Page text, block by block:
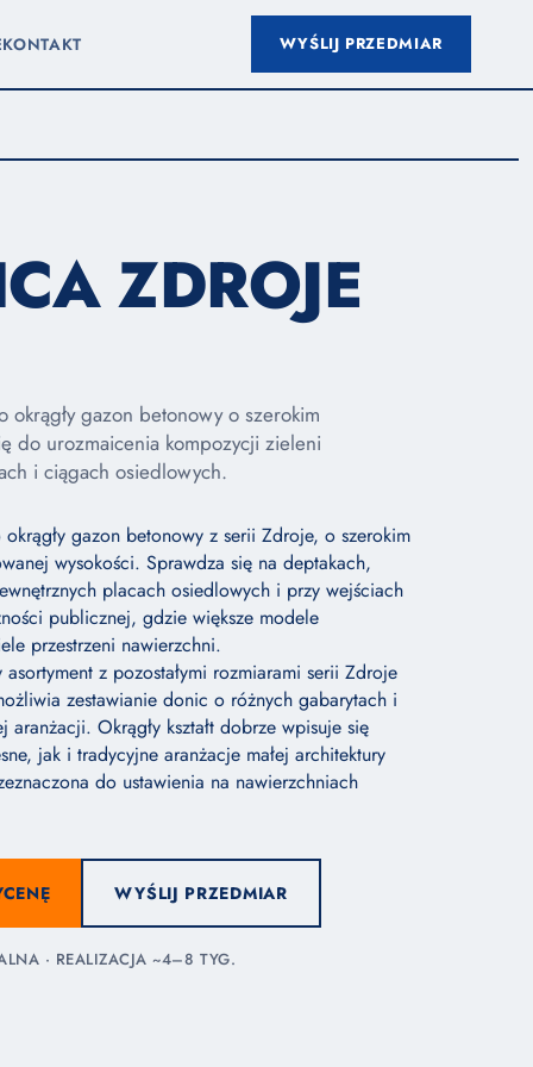
KONTAKT WYŚLIJ PRZEDMIAR
ZDROJE
okrągły gazon betonowy o szerokim
do urozmaicenia kompozycji zieleni
i ciągach osiedlowych.
gazon betonowy z serii Zdroje, o szerokim
wysokości. Sprawdza się na deptakach,
placach osiedlowych i przy wejściach
publicznej, gdzie większe modele
przestrzeni nawierzchni.
z pozostałymi rozmiarami serii Zdroje
zestawianie donic o różnych gabarytach i
Okrągły kształt dobrze wpisuje się
jak i tradycyjne aranżacje małej architektury
do ustawienia na nawierzchniach
WYŚLIJ PRZEDMIAR
· REALIZACJA ~4–8 TYG.